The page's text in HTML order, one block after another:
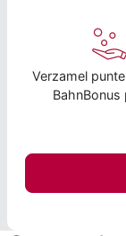
Verzamel
BahnBonus